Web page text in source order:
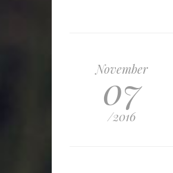
November
07
/2016